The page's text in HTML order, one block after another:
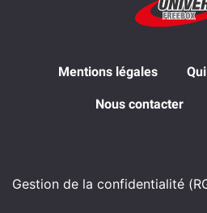
Mentions légales
Nous contacter
Gestion de la confidentialité